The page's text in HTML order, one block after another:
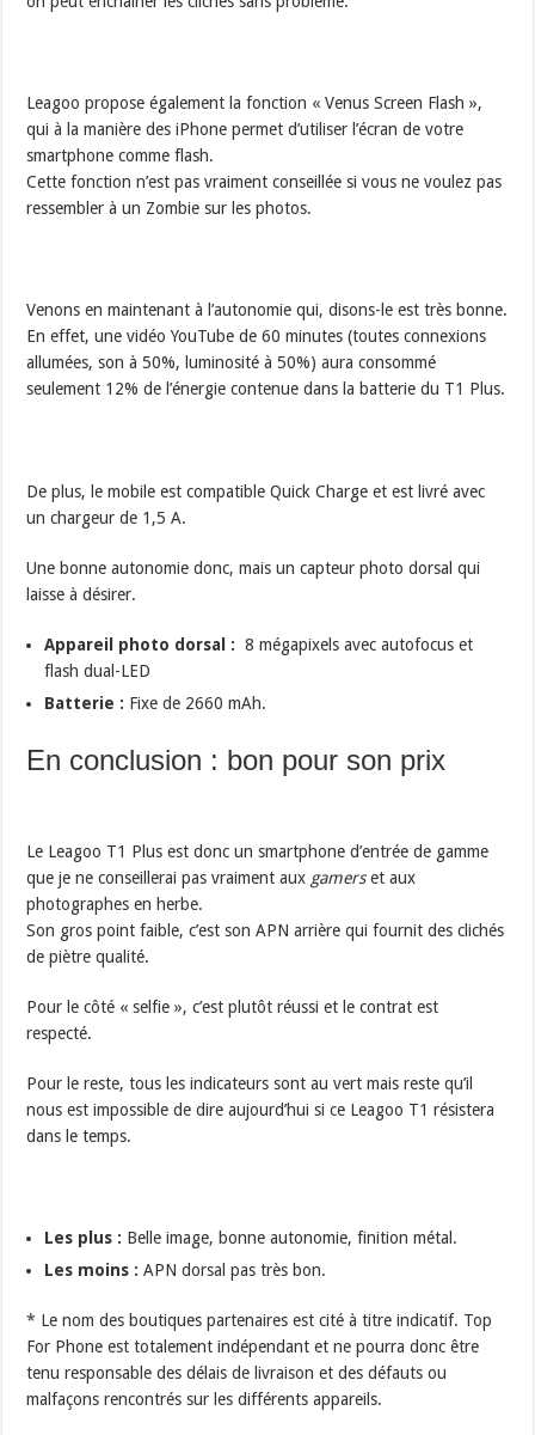
Leagoo propose également la fonction « Venus Screen Flash »,
qui à la manière des iPhone permet d’utiliser l’écran de votre
smartphone comme flash.
Cette fonction n’est pas vraiment conseillée si vous ne voulez pas
ressembler à un Zombie sur les photos.
Venons en maintenant à l’autonomie qui, disons-le est très bonne.
En effet, une vidéo YouTube de 60 minutes (toutes connexions
allumées, son à 50%, luminosité à 50%) aura consommé
seulement 12% de l’énergie contenue dans la batterie du T1 Plus.
De plus, le mobile est compatible Quick Charge et est livré avec
un chargeur de 1,5 A.
Une bonne autonomie donc, mais un capteur photo dorsal qui
laisse à désirer.
Appareil photo dorsal : 8 mégapixels avec autofocus et
flash dual-LED
Batterie : Fixe de 2660 mAh.
En conclusion : bon pour son prix
Le Leagoo T1 Plus est donc un smartphone d’entrée de gamme
que je ne conseillerai pas vraiment aux gamerset aux
photographes en herbe.
Son gros point faible, c’est son APN arrière qui fournit des clichés
de piètre qualité.
Pour le côté « selfie », c’est plutôt réussi et le contrat est
respecté.
Pour le reste, tous les indicateurs sont au vert mais reste qu’il
nous est impossible de dire aujourd’hui si ce Leagoo T1 résistera
dans le temps.
Les plus : Belle image, bonne autonomie, finition métal.
Les moins : APN dorsal pas très bon.
* Le nom des boutiques partenaires est cité à titre indicatif. Top
For Phone est totalement indépendant et ne pourra donc être
tenu responsable des délais de livraison et des défauts ou
malfaçons rencontrés sur les différents appareils.